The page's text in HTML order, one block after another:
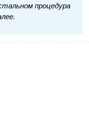
процедура